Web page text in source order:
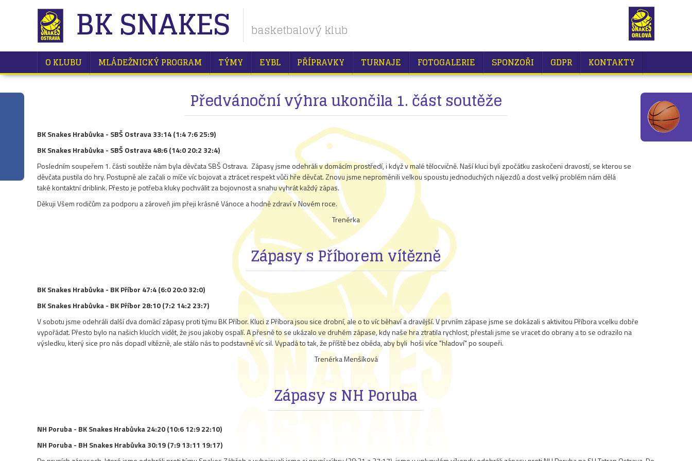
BK SNAKES basketbalový klub
O KLUBU MLÁDEŽNICKÝ PROGRAM TÝMY EYBL PŘÍPRAVKY TURNAJE FOTOGALERIE SPONZOŘI GDPR KONTAKTY
Předvánoční výhra ukončila 1. část soutěže
BK Snakes Hrabůvka - SBŠ Ostrava 33:14 (1:4 7:6 25:9)
BK Snakes Hrabůvka - SBŠ Ostrava 48:6 (14:0 20:2 32:4)
Posledním soupeřem 1. části soutěže nám byla děvčata SBŠ Ostrava. Zápasy jsme odehráli v domácím prostředí, i když v malé tělocvičně. Naší kluci byli zpočátku zaskočeni dravostí, se kterou se
děvčata pustila do hry. Postupně ale začali o míče víc bojovat a ztrácet respekt vůči hře děvčat. Znovu jsme neproměnili velkou spoustu jednoduchých nájezdů a dost velký problém nám dělá
také kontaktní driblink. Přesto je potřeba kluky pochválit za bojovnost a snahu vyhrát každý zápas.
Děkuji Všem rodičům za podporu a zároveň jim přeji krásné Vánoce a hodně zdraví v Novém roce.
Trenérka
Zápasy s Příborem vítězně
BK Snakes Hrabůvka - BK Příbor 47:4 (6:0 20:0 32:0)
BK Snakes Hrabůvka - BK Příbor 28:10 (7:2 14:2 23:7)
V sobotu jsme odehráli další dva domácí zápasy proti týmu BK Příbor. Kluci z Příbora jsou sice drobní, ale o to víc běhaví a dravější. V prvním zápase jsme se dokázali s aktivitou Příbora vcelku dobře
vypořádat. Přesto bylo na našich klucích vidět, že jsou jakoby ospalí. A přesně to se ukázalo ve druhém zápase, kdy naše hra ztratila rychlost, přestali jsme se vracet do obrany a to se odrazilo na
výsledku, který sice pro nás dopadl vítězně, ale stálo nás to podstavně víc sil. Vypadá to tak, že příště bez oběda, aby byli hoši více "hladoví" po soupeři.
Trenérka Menšíková
Zápasy s NH Poruba
NH Poruba - BK Snakes Hrabůvka 24:20 (10:6 12:9 22:10)
NH Poruba - BH Snakes Hrabůvka 30:19 (7:9 13:11 19:17)